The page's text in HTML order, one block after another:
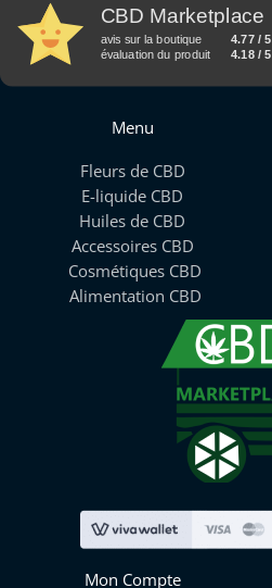
CBD Marketplace
avis sur la boutique
4.77 / 5
évaluation du produit
4.18 / 5
Menu
Fleurs de CBD
E-liquide CBD
Huiles de CBD
Accessoires CBD
Cosmétiques CBD
Alimentation CBD
Mon Compte